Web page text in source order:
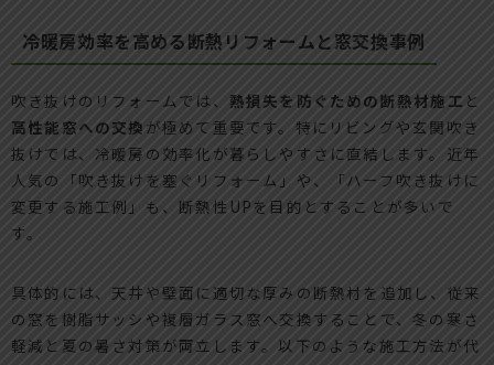
冷暖房効率を高める断熱リフォームと窓交換事例
吹き抜けのリフォームでは、 熱損失を防ぐための断熱材施工 と
高性能窓への交換 が極めて重要です。特にリビングや玄関吹き
抜けでは、冷暖房の効率化が暮らしやすさに直結します。近年
人気の「吹き抜けを塞ぐリフォーム」や、「ハーフ吹き抜けに
変更する施工例」も、断熱性UPを目的とすることが多いで
す。
具体的には、天井や壁面に適切な厚みの断熱材を追加し、従来
の窓を樹脂サッシや複層ガラス窓へ交換することで、冬の寒さ
軽減と夏の暑さ対策が両立します。以下のような施工方法が代